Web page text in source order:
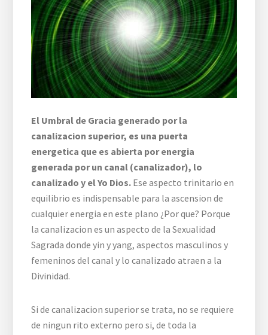
El Umbral de Gracia generado por la
canalizacion superior, es una puerta
energetica que es abierta por energia
generada por un canal (canalizador), lo
canalizado y el Yo Dios. Ese aspecto trinitario en
equilibrio es indispensable para la ascension de
cualquier energia en este plano ¿Por que? Porque
la canalizacion es un aspecto de la Sexualidad
Sagrada donde yin y yang, aspectos masculinos y
femeninos del canal y lo canalizado atraen a la
Divinidad.
Si de canalizacion superior se trata, no se requiere
de ningun rito externo pero si, de toda la